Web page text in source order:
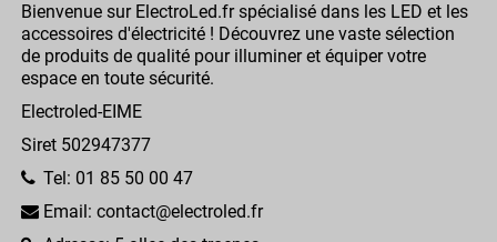
Bienvenue sur ElectroLed.fr spécialisé dans les LED et les
accessoires d'électricité ! Découvrez une vaste sélection
de produits de qualité pour illuminer et équiper votre
espace en toute sécurité.
Electroled-EIME
Siret 502947377
Tel: 01 85 50 00 47
Email: contact@electroled.fr